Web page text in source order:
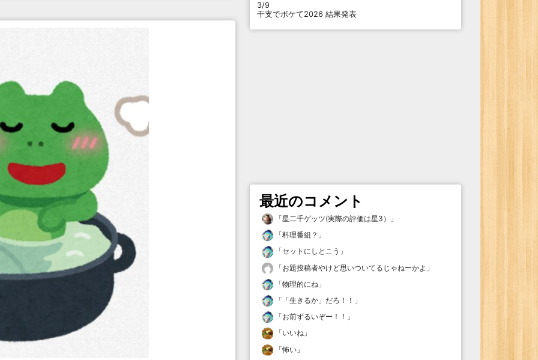
3/9
干支でボケて2026 結果発表
最近のコメント
「星二千ゲッツ(実際の評価は星3）
」
「料理番組？ 」
「セットにしとこう 」
「お題投稿者やけど思いついてるじゃねーかよ 」
「物理的にね 」
「 「生きるか」だろ！！ 」
「お前ずるいぞー！！ 」
「いいね 」
「怖い 」